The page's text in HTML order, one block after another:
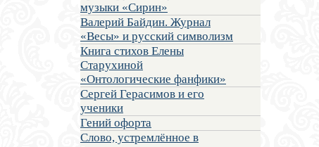
музыки «Сирин»
Валерий Байдин. Журнал
«Весы» и русский символизм
Книга стихов Елены
Старухиной
«Онтологические фанфики»
Сергей Герасимов и его
ученики
Гений офорта
Слово, устремлённое в